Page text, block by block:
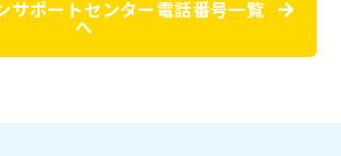
サポートセンター電話番号一覧
へ